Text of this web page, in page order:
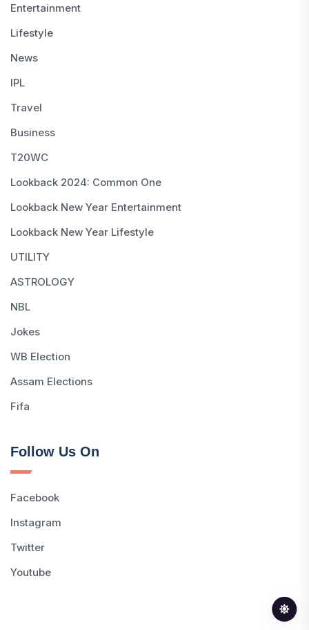
Entertainment
Lifestyle
News
IPL
Travel
Business
T20WC
Lookback 2024: Common One
Lookback New Year Entertainment
Lookback New Year Lifestyle
UTILITY
ASTROLOGY
NBL
Jokes
WB Election
Assam Elections
Fifa
Follow Us On
Facebook
Instagram
Twitter
Youtube